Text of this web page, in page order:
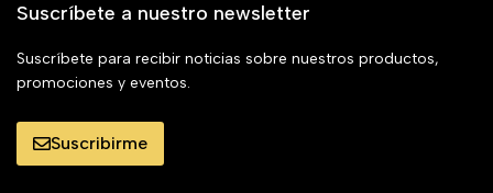
Suscríbete a nuestro newsletter
Suscríbete para recibir noticias sobre nuestros productos,
promociones y eventos.
Suscribirme